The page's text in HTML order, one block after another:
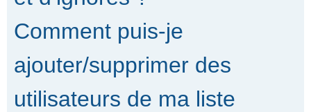
Comment puis-je
ajouter/supprimer des
utilisateurs de ma liste